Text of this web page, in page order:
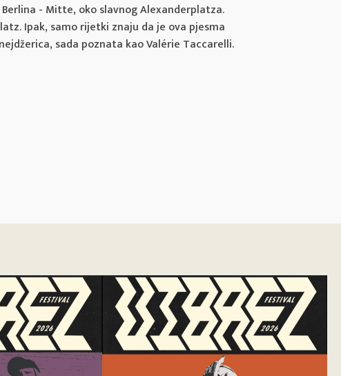
- Mitte, oko slavnog Alexanderplatza.
Ipak, samo rijetki znaju da je ova pjesma
sada poznata kao Valérie Taccarelli.